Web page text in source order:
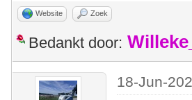
Website Zoek
Bedankt door:
18-Jun-